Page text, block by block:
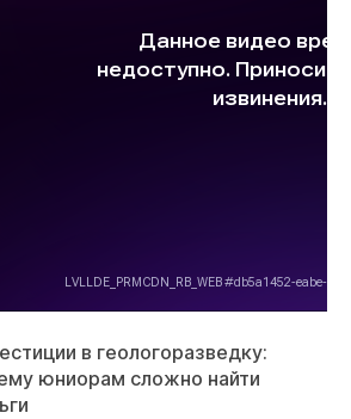
в геологоразведку:
юниорам сложно найти